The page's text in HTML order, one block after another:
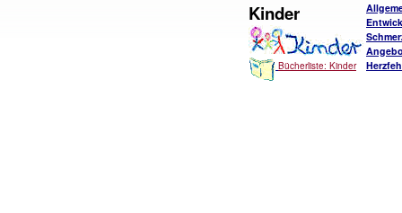
Kinder
Bücherliste: Kinder